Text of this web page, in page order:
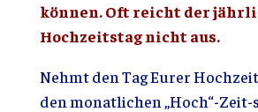
können. Oft reicht der
Hochzeitstag nicht aus.
Nehmt den Tag Eurer
den monatlichen „Hoch“-Zeit-